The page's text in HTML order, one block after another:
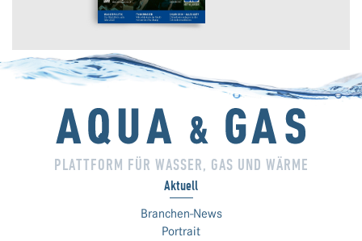
PLATTFORM FÜR WASSER, GAS UND WÄRME
Aktuell
Branchen-News
Portrait